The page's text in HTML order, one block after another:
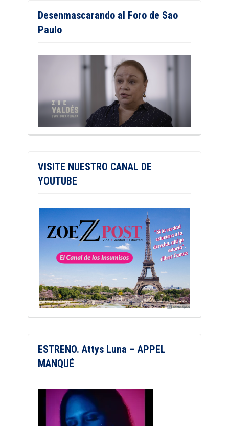
Desenmascarando al Foro de Sao
Paulo
VISITE NUESTRO CANAL DE
YOUTUBE
ESTRENO. Attys Luna – APPEL
MANQUÉ